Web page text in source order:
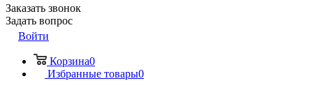
Заказать звонок
Задать вопрос
Войти
Корзина0
Избранные товары0